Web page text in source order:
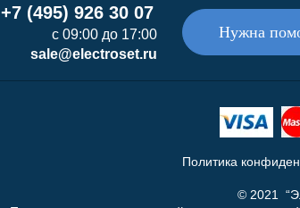
+7 (495) 926 30 07
с 09:00 до 17:00
sale@electroset.ru
Нужна
Политика
© 2021